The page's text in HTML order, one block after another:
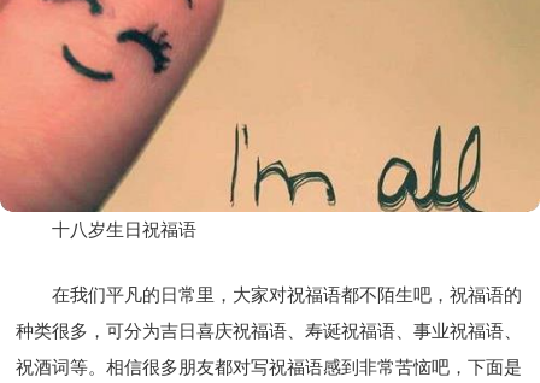
十八岁生日祝福语
在我们平凡的日常里，大家对祝福语都不陌生吧，祝福语的
种类很多，可分为吉日喜庆祝福语、寿诞祝福语、事业祝福语、
祝酒词等。相信很多朋友都对写祝福语感到非常苦恼吧，下面是